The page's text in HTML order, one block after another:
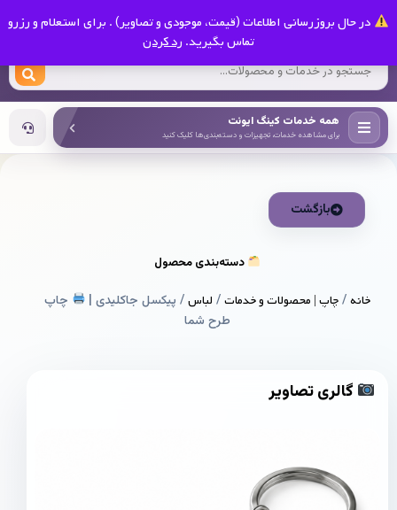
در حال بروزرسانی اطلاعات (قیمت، موجودی و تصاویر) . برای استعلام و رزرو
تماس بگیرید. رد کردن
کینگ ایونت
همه خدمات کینگ ایونت
برای مشاهده خدمات، تجهیزات و دسته‌بندی‌ها کلیک کنید
بازگشت
دسته‌بندی محصول
خانه/چاپ | محصولات و خدمات/ لباس/ پیکسل جاکلیدی |
چاپ
طرح شما
گالری تصاویر